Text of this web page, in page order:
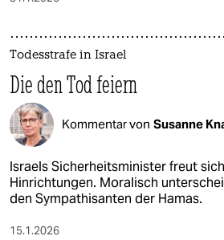
Todesstrafe in Israel
Die den Tod feiern
Kommentar von Susanne
Israels Sicherheitsminister freut
Hinrichtungen. Moralisch
den Sympathisanten der Hamas.
15.1.2026